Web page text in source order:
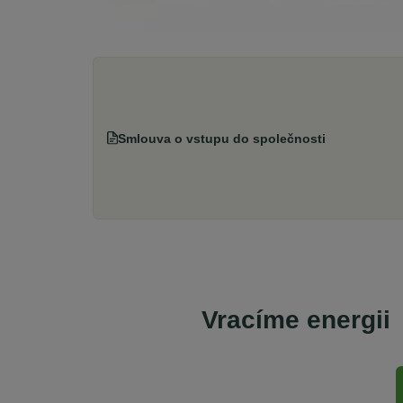
Smlouva o vstupu do společnosti
Vracíme energii
průzračné. Odborníci, kteří se kolem EnVysu